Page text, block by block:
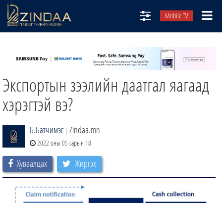
Mobile TV
ТВ8
ӨГЛӨӨНИЙ СОНИН
АУДИО ЗОХИОЛ
ЗИНДАА СЭТГҮҮЛ
Экспортын зээлийн даатгал яагаад
хэрэгтэй вэ?
Б.Батчимэг | Zindaa.mn
2022 оны 05 сарын 18
Хуваалцах Жиргэх